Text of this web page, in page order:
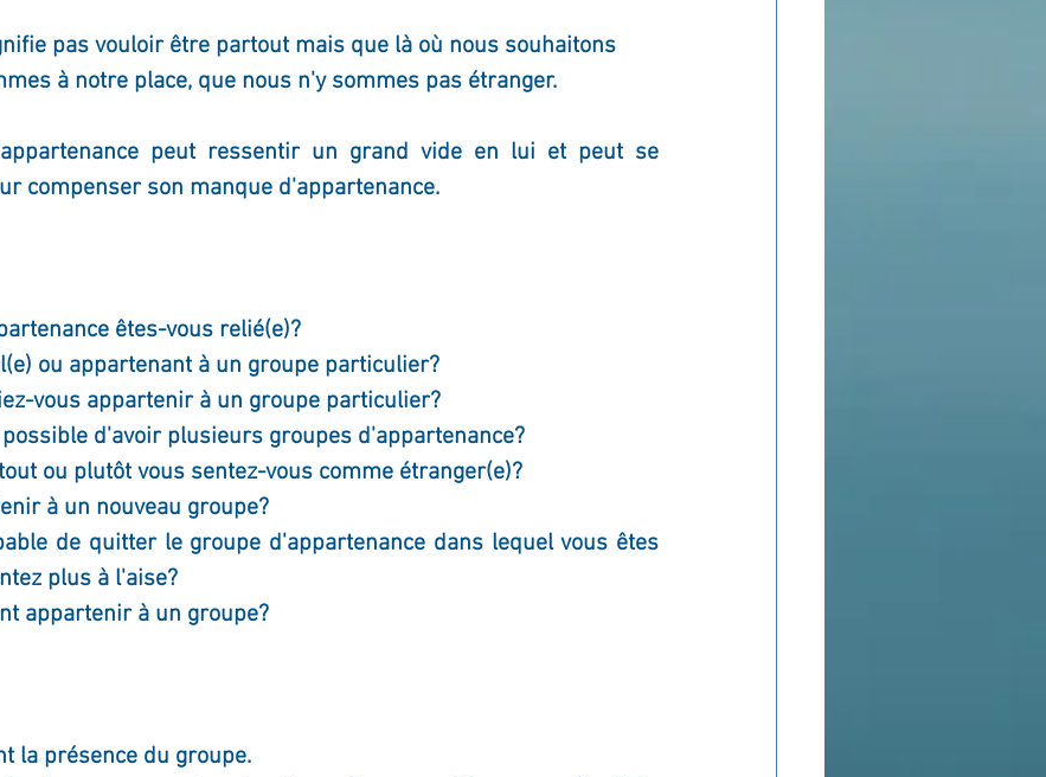
pas vouloir être partout mais que là où nous souhaitons
à notre place, que nous n'y sommes pas étranger.
peut ressentir un grand vide en lui et peut se
compenser son manque d'appartenance.
êtes-vous relié(e)?
ou appartenant à un groupe particulier?
vous appartenir à un groupe particulier?
d'avoir plusieurs groupes d'appartenance?
ou plutôt vous sentez-vous comme étranger(e)?
à un nouveau groupe?
de quitter le groupe d'appartenance dans lequel vous êtes
plus à l'aise?
appartenir à un groupe?
la présence du groupe.